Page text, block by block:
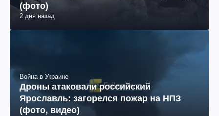
(фото)
2 дня назад
Война в Украине
Дроны атаковали российский
Ярославль: загорелся пожар на НПЗ
(фото, видео)